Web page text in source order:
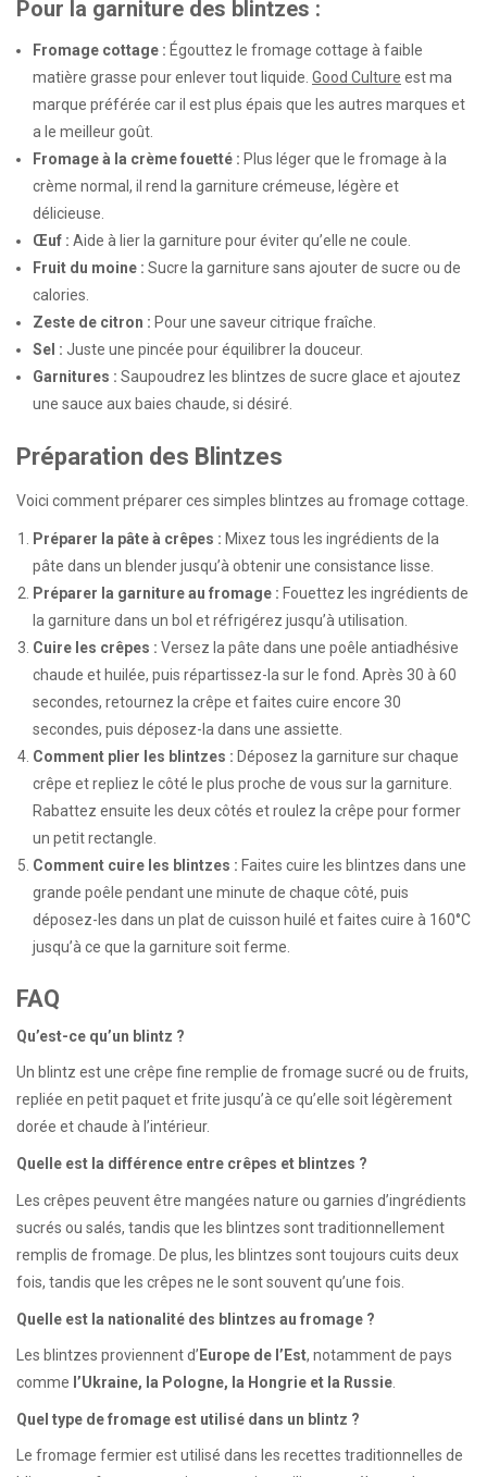
Pour la garniture des blintzes :
Fromage cottage : Égouttez le fromage cottage à faible
matière grasse pour enlever tout liquide. Good Culture est ma
marque préférée car il est plus épais que les autres marques et
a le meilleur goût.
Fromage à la crème fouetté : Plus léger que le fromage à la
crème normal, il rend la garniture crémeuse, légère et
délicieuse.
Œuf : Aide à lier la garniture pour éviter qu’elle ne coule.
Fruit du moine : Sucre la garniture sans ajouter de sucre ou de
calories.
Zeste de citron : Pour une saveur citrique fraîche.
Sel : Juste une pincée pour équilibrer la douceur.
Garnitures : Saupoudrez les blintzes de sucre glace et ajoutez
une sauce aux baies chaude, si désiré.
Préparation des Blintzes
Voici comment préparer ces simples blintzes au fromage cottage.
Préparer la pâte à crêpes : Mixez tous les ingrédients de la
pâte dans un blender jusqu’à obtenir une consistance lisse.
Préparer la garniture au fromage : Fouettez les ingrédients de
la garniture dans un bol et réfrigérez jusqu’à utilisation.
Cuire les crêpes : Versez la pâte dans une poêle antiadhésive
chaude et huilée, puis répartissez-la sur le fond. Après 30 à 60
secondes, retournez la crêpe et faites cuire encore 30
secondes, puis déposez-la dans une assiette.
Comment plier les blintzes : Déposez la garniture sur chaque
crêpe et repliez le côté le plus proche de vous sur la garniture.
Rabattez ensuite les deux côtés et roulez la crêpe pour former
un petit rectangle.
Comment cuire les blintzes : Faites cuire les blintzes dans une
grande poêle pendant une minute de chaque côté, puis
déposez-les dans un plat de cuisson huilé et faites cuire à 160°C
jusqu’à ce que la garniture soit ferme.
FAQ
Qu’est-ce qu’un blintz ?
Un blintz est une crêpe fine remplie de fromage sucré ou de fruits,
repliée en petit paquet et frite jusqu’à ce qu’elle soit légèrement
dorée et chaude à l’intérieur.
Quelle est la différence entre crêpes et blintzes ?
Les crêpes peuvent être mangées nature ou garnies d’ingrédients
sucrés ou salés, tandis que les blintzes sont traditionnellement
remplis de fromage. De plus, les blintzes sont toujours cuits deux
fois, tandis que les crêpes ne le sont souvent qu’une fois.
Quelle est la nationalité des blintzes au fromage ?
Les blintzes proviennent d’ Europe de l’Est, notamment de pays
comme l’Ukraine, la Pologne, la Hongrie et la Russie
Quel type de fromage est utilisé dans un blintz ?
Le fromage fermier est utilisé dans les recettes traditionnelles de